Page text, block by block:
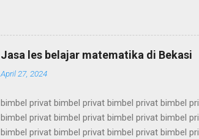
bimbel utbk, bimbel utbk, bimbel utbk, bimbel
utbk, bimbel utbk, bimbel utbk, bimbel utbk,
bimbel utbk, bimbel utbk, bimbel utbk, bimbel
utbk, bimbel utbk, bimbel utbk, bimbel utbk,
Jasa les belajar matematika di Bekasi
April 27, 2024
bimbel privat bimbel privat bimbel privat bimbel
bimbel privat bimbel privat bimbel privat bimbel
bimbel privat bimbel privat bimbel privat bimbel